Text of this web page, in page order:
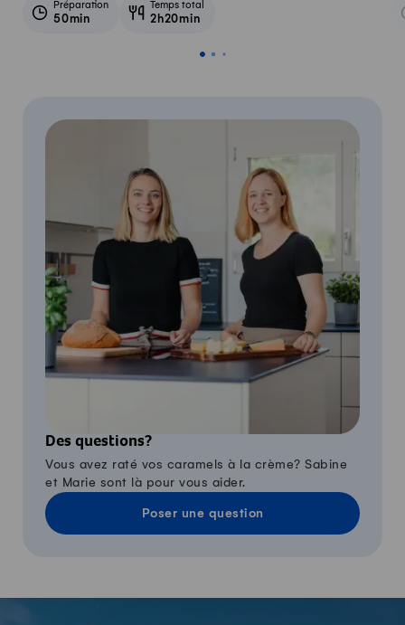
Préparation
50min
Temps total
2h20min
Des questions?
Vous avez raté vos caramels à la crème? Sabine
et Marie sont là pour vous aider.
Poser une question